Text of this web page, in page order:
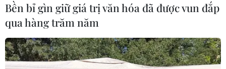
Bền bỉ gìn giữ giá trị văn hóa đã được vun đắp
qua hàng trăm năm